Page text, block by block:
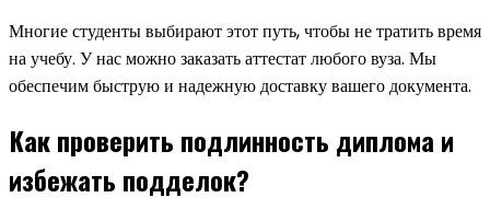
Многие студенты выбирают этот путь, чтобы не тратить время
на учебу. У нас можно заказать аттестат любого вуза. Мы
обеспечим быструю и надежную доставку вашего документа.
Как проверить подлинность диплома и
избежать подделок?